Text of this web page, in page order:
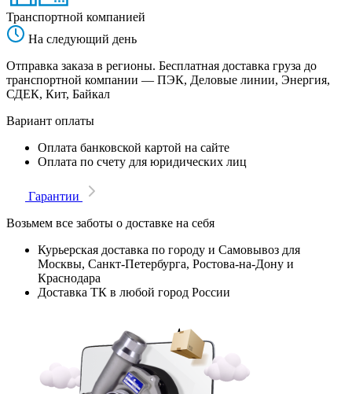
Транспортной компанией
На следующий день
Отправка заказа в регионы. Бесплатная доставка груза до
транспортной компании — ПЭК, Деловые линии, Энергия,
СДЕК, Кит, Байкал
Вариант оплаты
Оплата банковской картой на сайте
Оплата по счету для юридических лиц
Гарантии
Возьмем все заботы о доставке на себя
Курьерская доставка по городу и Самовывоз для
Москвы, Санкт-Петербурга, Ростова-на-Дону и
Краснодара
Доставка ТК в любой город России